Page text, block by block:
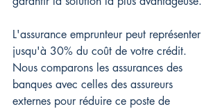
L'assurance emprunteur peut représenter
jusqu'à 30% du coût de votre crédit.
Nous comparons les assurances des
banques avec celles des assureurs
externes pour réduire ce poste de